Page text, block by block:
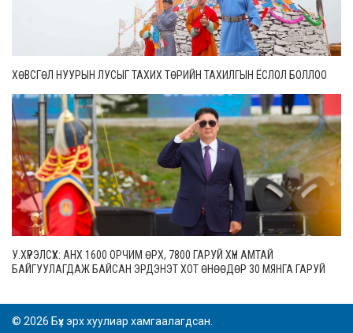
ХӨВСГӨЛ НУУРЫН ЛУСЫГ ТАХИХ ТӨРИЙН ТАХИЛГЫН ЁСЛОЛ БОЛЛОО
У.ХҮРЭЛСҮХ: АНХ 1600 ОРЧИМ ӨРХ, 7800 ГАРУЙ ХҮН АМТАЙ
БАЙГУУЛАГДАЖ БАЙСАН ЭРДЭНЭТ ХОТ ӨНӨӨДӨР 30 МЯНГА ГАРУЙ
© 2026 Бүх эрх хуулиар хамгаалагдсан.